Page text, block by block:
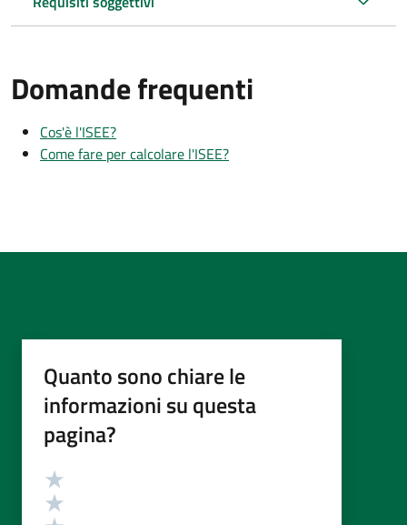
Domande frequenti
Cos'è l'ISEE?
Come fare per calcolare l'ISEE?
Quanto sono chiare le
informazioni su questa
pagina?
Valutazione